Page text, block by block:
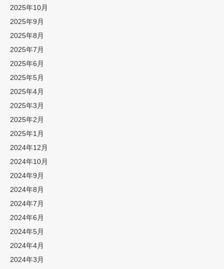
2025年10月
2025年9月
2025年8月
2025年7月
2025年6月
2025年5月
2025年4月
2025年3月
2025年2月
2025年1月
2024年12月
2024年10月
2024年9月
2024年8月
2024年7月
2024年6月
2024年5月
2024年4月
2024年3月